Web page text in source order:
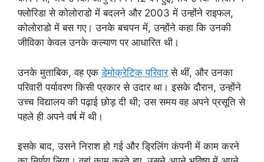
फ्लोरिडा से कोलोराडो में बदलने और 2003 में उन्होंने राइफल,
कोलोराडो में बस गए। उनके बचपन में, उन्होंने कहा कि उनकी
जीविका केवल उनके कल्याण पर आधारित थी।
उनके मुताबिक, वह एकडेमोक्रेटिक परिवारसे थीं, और उनका
परिवारी पर्यावरण किसी प्रकार से उदार था। इसके दौरान, उन्होंने
उच्च विद्यालय की पढ़ाई छोड़ दी थी; उस समय वह अपने प्रसूति से
पहले ही अपने वर्ष में थी।
इसके बाद, उसने निराश हो गई और ड्रिलिंग कंपनी में काम करने